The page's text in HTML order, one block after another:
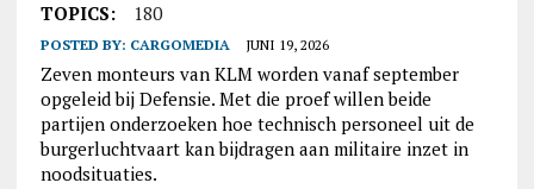
TOPICS: 180
POSTED BY: CARGOMEDIA JUNI 19, 2026
Zeven monteurs van KLM worden vanaf september
opgeleid bij Defensie. Met die proef willen beide
partijen onderzoeken hoe technisch personeel uit de
burgerluchtvaart kan bijdragen aan militaire inzet in
noodsituaties.